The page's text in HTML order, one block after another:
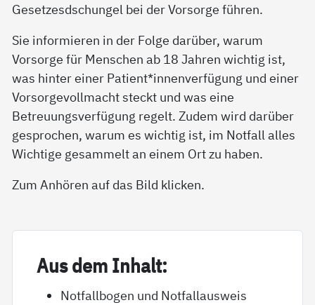
Gesetzesdschungel bei der Vorsorge führen.
Sie informieren in der Folge darüber, warum
Vorsorge für Menschen ab 18 Jahren wichtig ist,
was hinter einer Patient*innenverfügung und einer
Vorsorgevollmacht steckt und was eine
Betreuungsverfügung regelt. Zudem wird darüber
gesprochen, warum es wichtig ist, im Notfall alles
Wichtige gesammelt an einem Ort zu haben.
Zum Anhören auf das Bild klicken.
Aus dem In­halt:
Notfallbogen und Notfallausweis